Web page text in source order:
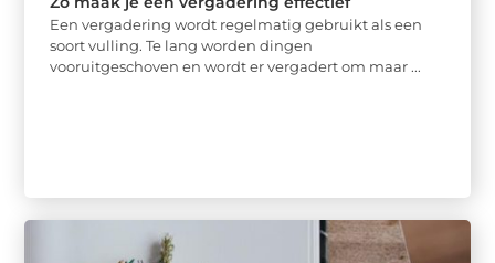
Een vergadering wordt regelmatig gebruikt als een
soort vulling. Te lang worden dingen
vooruitgeschoven en wordt er vergadert om maar ...